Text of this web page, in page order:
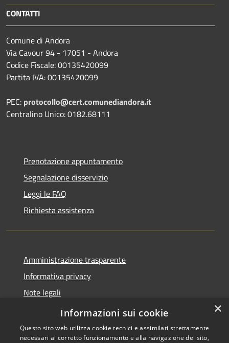
CONTATTI
Comune di Andora
Via Cavour 94 - 17051 - Andora
Codice Fiscale: 00135420099
Partita IVA: 00135420099
PEC: protocollo@cert.comunediandora.it
Centralino Unico: 0182.68111
Prenotazione appuntamento
Segnalazione disservizio
Leggi le FAQ
Richiesta assistenza
Amministrazione trasparente
Informativa privacy
Note legali
Dichiarazione di accessibilità
×
Informazioni sui cookie
Questo sito web utilizza cookie tecnici e assimilati strettamente
necessari al corretto funzionamento e alla navigazione del sito,